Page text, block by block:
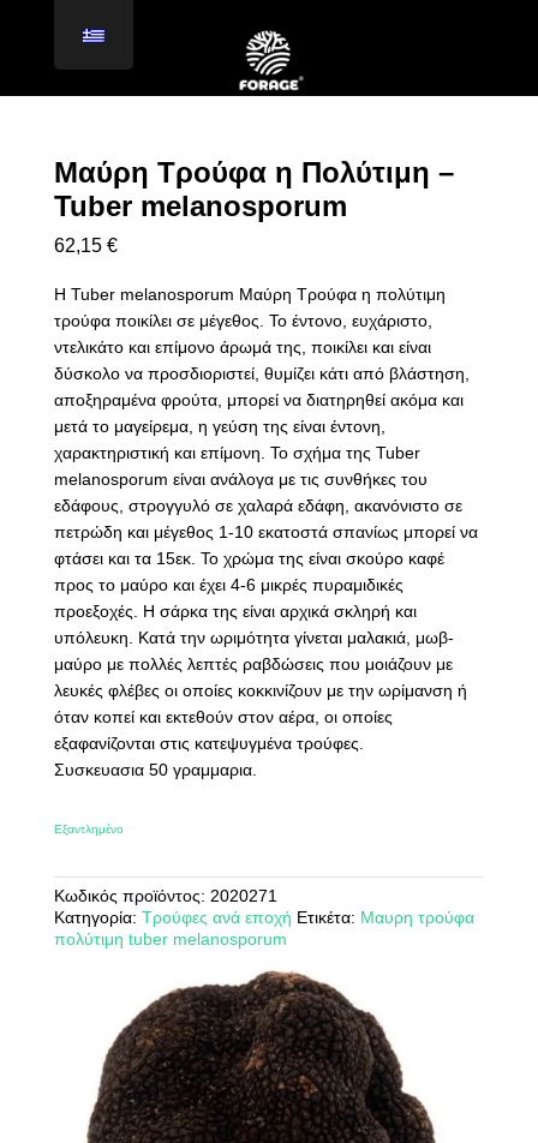
Μαύρη Τρούφα η Πολύτιμη –
Tuber melanosporum
62,15 €
Η Tuber melanosporum Μαύρη Τρούφα η πολύτιμη
τρούφα ποικίλει σε μέγεθος. Το έντονο, ευχάριστο,
ντελικάτο και επίμονο άρωμά της, ποικίλει και είναι
δύσκολο να προσδιοριστεί, θυμίζει κάτι από βλάστηση,
αποξηραμένα φρούτα, μπορεί να διατηρηθεί ακόμα και
μετά το μαγείρεμα, η γεύση της είναι έντονη,
χαρακτηριστική και επίμονη. Το σχήμα της Tuber
melanosporum είναι ανάλογα με τις συνθήκες του
εδάφους, στρογγυλό σε χαλαρά εδάφη, ακανόνιστο σε
πετρώδη και μέγεθος 1-10 εκατοστά σπανίως μπορεί να
φτάσει και τα 15εκ. Το χρώμα της είναι σκούρο καφέ
προς το μαύρο και έχει 4-6 μικρές πυραμιδικές
προεξοχές. Η σάρκα της είναι αρχικά σκληρή και
υπόλευκη. Κατά την ωριμότητα γίνεται μαλακιά, μωβ-
μαύρο με πολλές λεπτές ραβδώσεις που μοιάζουν με
λευκές φλέβες οι οποίες κοκκινίζουν με την ωρίμανση ή
όταν κοπεί και εκτεθούν στον αέρα, οι οποίες
εξαφανίζονται στις κατεψυγμένα τρούφες.
Συσκευασια 50 γραμμαρια.
Εξαντλημένο
Κωδικός προϊόντος: 2020271
Κατηγορία: Τρούφες ανά εποχή Ετικέτα: Μαυρη τρούφα
πολύτιμη tuber melanosporum